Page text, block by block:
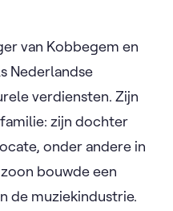
van Kobbegem en
Nederlandse
verdiensten. Zijn
zijn dochter
onder andere in
bouwde een
de muziekindustrie.